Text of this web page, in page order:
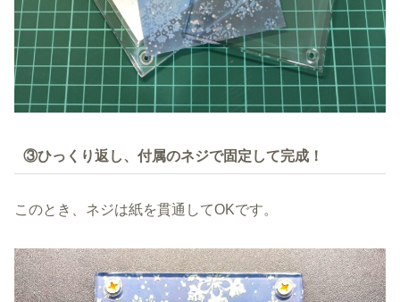
③ひっくり返し、付属のネジで固定して完成！
このとき、ネジは紙を貫通してOKです。